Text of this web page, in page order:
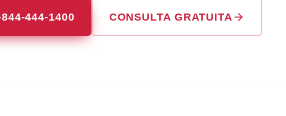
444-1400 CONSULTA GRATUITA